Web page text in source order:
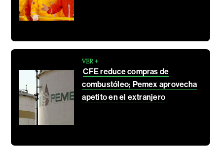
VER +
CFE reduce compras de
combustóleo; Pemex aprovecha
apetito en el extranjero